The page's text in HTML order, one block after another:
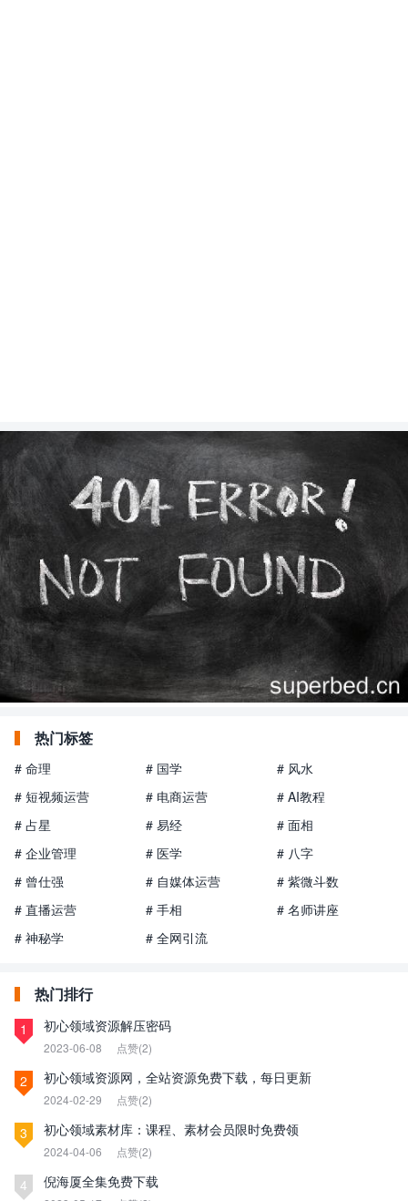
热门标签
# 命理 # 国学
# 风水
# 短视频运营
# 电商运营
# AI教程
# 占星
# 易经
# 面相
# 企业管理
# 医学
# 八字
# 曾仕强
# 自媒体运营
# 紫微斗数
# 直播运营
# 手相
# 名师讲座
# 神秘学
# 全网引流
热门排行
1 初心领域资源解压密码
2023-06-08 点赞(2)
2 初心领域资源网，全站资源免费下载，每日更新
2024-02-29 点赞(2)
3 初心领域素材库：课程、素材会员限时免费领
2024-04-06 点赞(2)
4 倪海厦全集免费下载